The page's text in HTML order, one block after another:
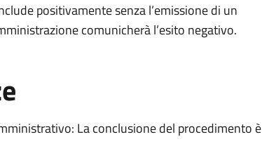
positivamente senza l’emissione di un
comunicherà l’esito negativo.
La conclusione del procedimento è